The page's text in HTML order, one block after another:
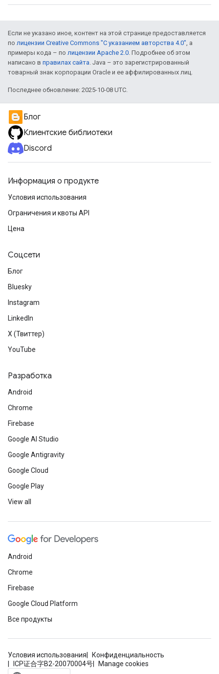
Если не указано иное, контент на этой странице предоставляется
по лицензии Creative Commons "С указанием авторства 4.0", а
примеры кода – по лицензии Apache 2.0. Подробнее об этом
написано в правилах сайта. Java – это зарегистрированный
товарный знак корпорации Oracle и ее аффилированных лиц.
Последнее обновление: 2025-10-08 UTC.
Блог
Клиентские библиотеки
Discord
Информация о продукте
Условия использования
Ограничения и квоты API
Цена
Соцсети
Блог
Bluesky
Instagram
LinkedIn
X (Твиттер)
YouTube
Разработка
Android
Chrome
Firebase
Google AI Studio
Google Antigravity
Google Cloud
Google Play
View all
Android
Chrome
Firebase
Google Cloud Platform
Все продукты
Условия использования
Конфиденциальность
ICP证合字B2-20070004号
Manage cookies